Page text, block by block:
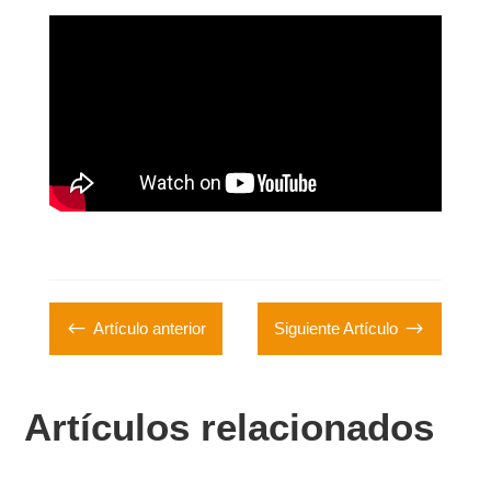
# Artículo anterior Siguiente Artículo $
Artículos relacionados